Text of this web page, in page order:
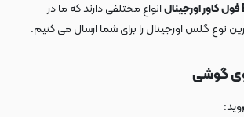
انواع مختلفی دارند که ما در
نوع گلس اورجینال را برای شما ارسال می کنیم.
گوشی